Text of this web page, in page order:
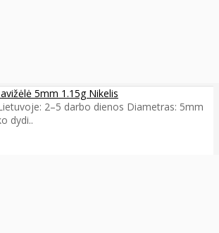
5mm 1.15g Nikelis
2–5 darbo dienos Diametras: 5mm
dydi..